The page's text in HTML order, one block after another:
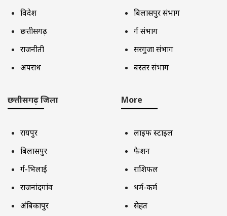
विदेश
छत्तीसगढ़
राजनीती
अपराध
बिलासपुर संभाग
दुर्ग संभाग
सरगुजा संभाग
बस्तर संभाग
छत्तीसगढ़ जिला
रायपुर
बिलासपुर
दुर्ग-भिलाई
राजनांदगांव
अंबिकापुर
More
लाइफ स्टाइल
फैशन
राशिफल
धर्म-कर्म
सेहत